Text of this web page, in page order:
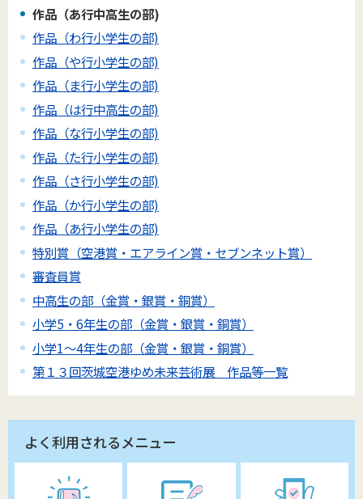
作品（あ行中高生の部)
作品（わ行小学生の部)
作品（や行小学生の部)
作品（ま行小学生の部)
作品（は行中高生の部)
作品（な行小学生の部)
作品（た行小学生の部)
作品（さ行小学生の部)
作品（か行小学生の部)
作品（あ行小学生の部)
特別賞（空港賞・エアライン賞・セブンネット賞）
審査員賞
中高生の部（金賞・銀賞・銅賞）
小学5・6年生の部（金賞・銀賞・銅賞）
小学1～4年生の部（金賞・銀賞・銅賞）
第１３回茨城空港ゆめ未来芸術展 作品等一覧
よく利用されるメニュー